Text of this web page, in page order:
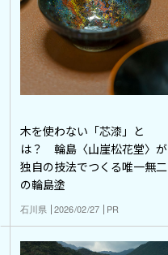
木を使わない「芯漆」と
は？ 輪島〈山崖松花堂〉が
独自の技法でつくる唯一無二
の輪島塗
石川県 2026/02/27 PR